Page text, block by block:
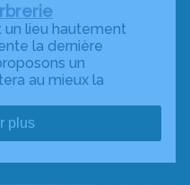
lieu hautement
la dernière
un
au mieux la
plus